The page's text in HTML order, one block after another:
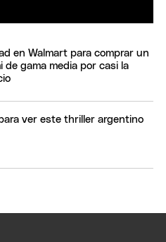
en Walmart para comprar un
de gama media por casi la
ver este thriller argentino